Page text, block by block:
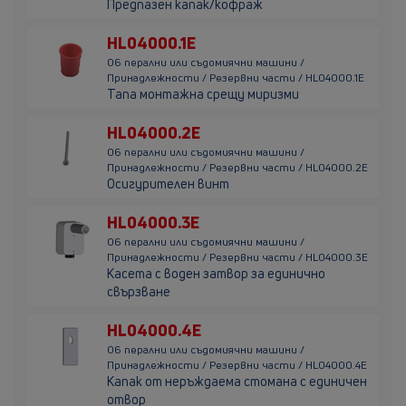
Предпазен капак/кофраж
HL04000.1E
06 перални или съдомиячни машини /
Принадлежности / Резервни части / HL04000.1E
Тапа монтажна срещу миризми
HL04000.2E
06 перални или съдомиячни машини /
Принадлежности / Резервни части / HL04000.2E
Осигурителен винт
HL04000.3E
06 перални или съдомиячни машини /
Принадлежности / Резервни части / HL04000.3E
Касета с воден затвор за единично
свързване
HL04000.4E
06 перални или съдомиячни машини /
Принадлежности / Резервни части / HL04000.4E
Капак от неръждаема стомана с единичен
отвор